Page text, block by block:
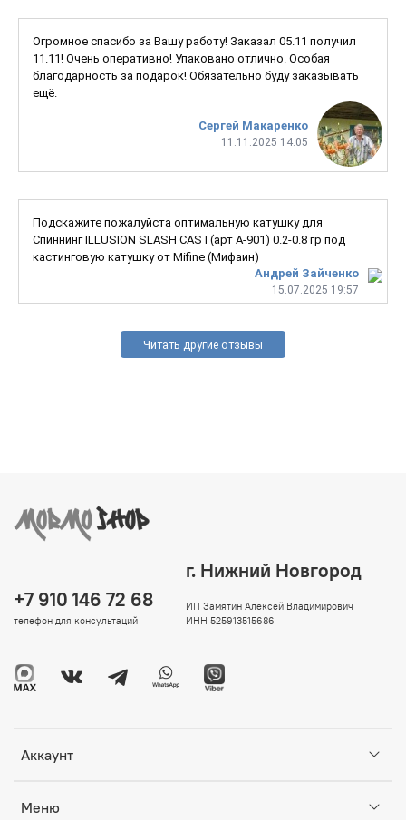
Сергей Макаренко
11.11.2025 14:05
Огромное спасибо за Вашу работу! Заказал 05.11 получил
11.11! Очень оперативно! Упаковано отлично. Особая
благодарность за подарок! Обязательно буду заказывать
ещё.
Андрей Зайченко
15.07.2025 19:57
Подскажите пожалуйста оптимальную катушку для
Спиннинг ILLUSION SLASH CAST(арт A-901) 0.2-0.8 гр под
кастинговую катушку от Mifine (Мифаин)
Читать другие отзывы
Аккаунт
Меню
+7 910 146 72 68
телефон для консультаций
г. Нижний Новгород
ИП Замятин Алексей Владимирович
ИНН 525913515686